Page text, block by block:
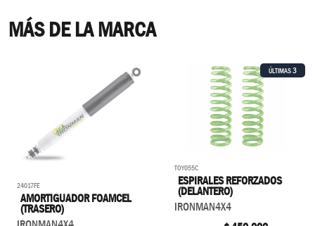
MÁS DE LA MARCA
24017FE
AMORTIGUADOR FOAMCEL
(TRASERO)
ÚLTIMAS3
TOY055C
ESPIRALES REFORZADOS
(DELANTERO)
IRONMAN4X4